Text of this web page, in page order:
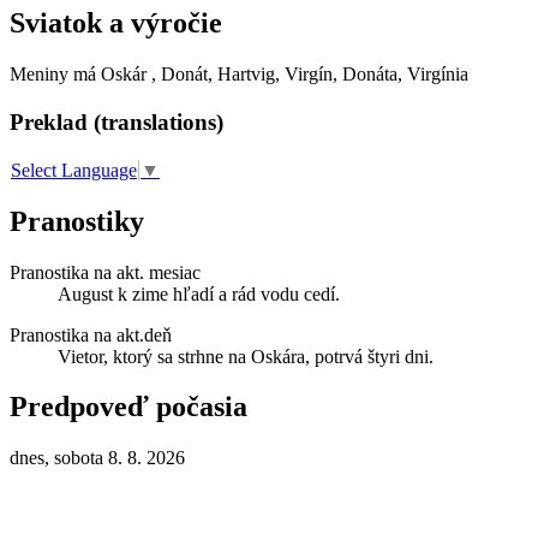
Sviatok a výročie
Meniny má Oskár , Donát, Hartvig, Virgín, Donáta, Virgínia
Preklad (translations)
Select Language ▼
Pranostiky
Pranostika na akt. mesiac
August k zime hľadí a rád vodu cedí.
Pranostika na akt.deň
Vietor, ktorý sa strhne na Oskára, potrvá štyri dni.
Predpoveď počasia
dnes, sobota 8. 8. 2026